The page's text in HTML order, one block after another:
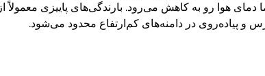
هوا رو به کاهش می‌رود. بارندگی‌های پاییزی معمولاً
و پیاده‌روی در دامنه‌های کم‌ارتفاع محدود می‌شود.